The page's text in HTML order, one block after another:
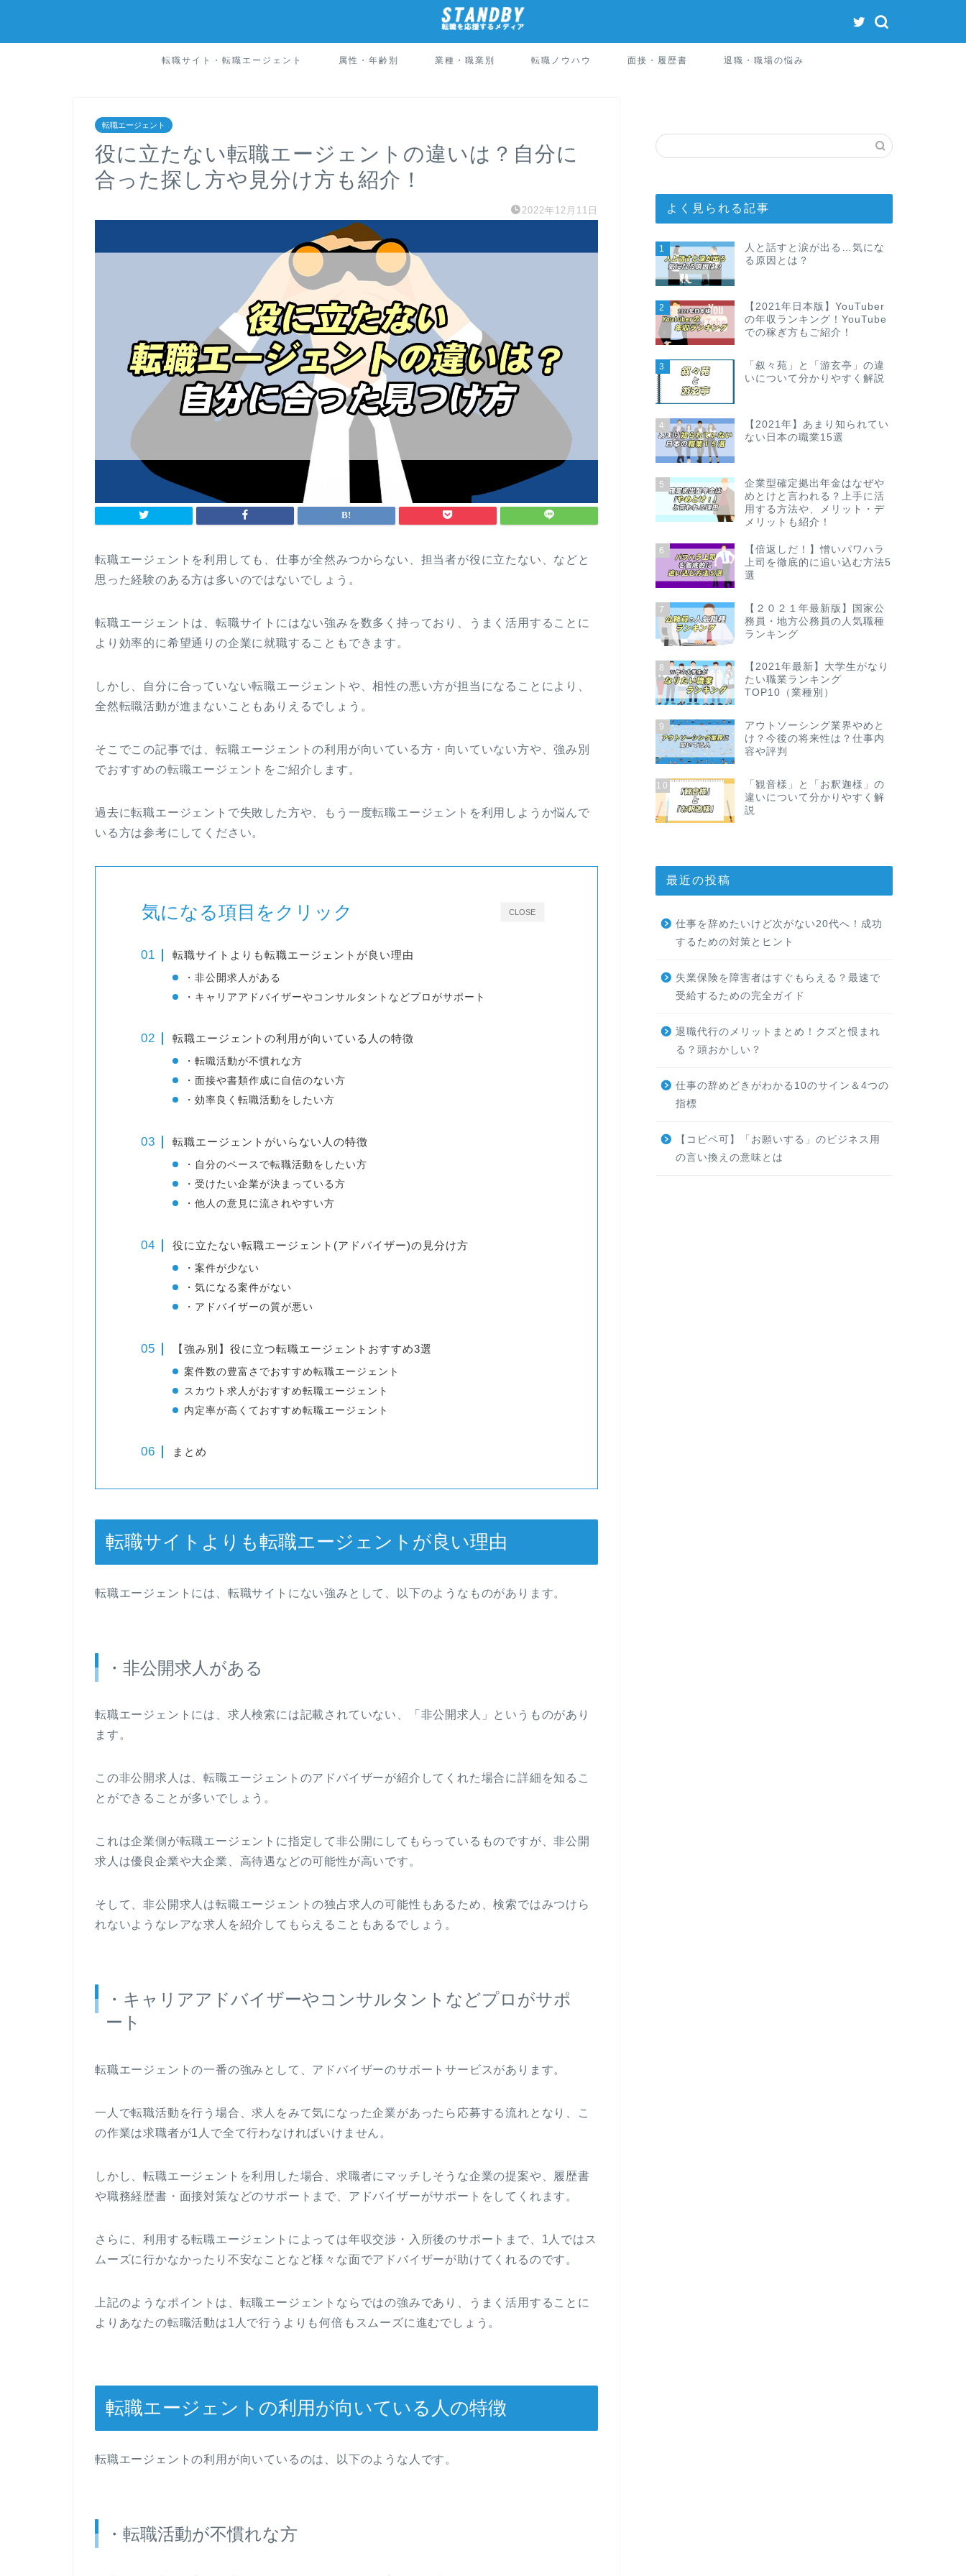
転職サイト・転職エージェント 属性・年齢別 業種・職業別 転職ノウハウ 面接・履歴書 退職・職場の悩み
転職エージェント
役に立たない転職エージェントの違いは？自分に
合った探し方や見分け方も紹介！
2022年12月11日
転職エージェントを利用しても、仕事が全然みつからない、担当者が役に立たない、などと
思った経験のある方は多いのではないでしょう。
転職エージェントは、転職サイトにはない強みを数多く持っており、うまく活用することに
より効率的に希望通りの企業に就職することもできます。
しかし、自分に合っていない転職エージェントや、相性の悪い方が担当になることにより、
全然転職活動が進まないこともありえるでしょう。
そこでこの記事では、転職エージェントの利用が向いている方・向いていない方や、強み別
でおすすめの転職エージェントをご紹介します。
過去に転職エージェントで失敗した方や、もう一度転職エージェントを利用しようか悩んで
いる方は参考にしてください。
CLOSE
気になる項目をクリック
転職サイトよりも転職エージェントが良い理由
・非公開求人がある
・キャリアアドバイザーやコンサルタントなどプロがサポート
転職エージェントの利用が向いている人の特徴
・転職活動が不慣れな方
・面接や書類作成に自信のない方
・効率良く転職活動をしたい方
転職エージェントがいらない人の特徴
・自分のペースで転職活動をしたい方
・受けたい企業が決まっている方
・他人の意見に流されやすい方
役に立たない転職エージェント(アドバイザー)の見分け方
・案件が少ない
・気になる案件がない
・アドバイザーの質が悪い
【強み別】役に立つ転職エージェントおすすめ3選
案件数の豊富さでおすすめ転職エージェント
スカウト求人がおすすめ転職エージェント
内定率が高くておすすめ転職エージェント
まとめ
転職サイトよりも転職エージェントが良い理由
転職エージェントには、転職サイトにない強みとして、以下のようなものがあります。
・非公開求人がある
転職エージェントには、求人検索には記載されていない、「非公開求人」というものがあり
ます。
この非公開求人は、転職エージェントのアドバイザーが紹介してくれた場合に詳細を知るこ
とができることが多いでしょう。
これは企業側が転職エージェントに指定して非公開にしてもらっているものですが、非公開
求人は優良企業や大企業、高待遇などの可能性が高いです。
そして、非公開求人は転職エージェントの独占求人の可能性もあるため、検索ではみつけら
れないようなレアな求人を紹介してもらえることもあるでしょう。
・キャリアアドバイザーやコンサルタントなどプロがサポ
ート
転職エージェントの一番の強みとして、アドバイザーのサポートサービスがあります。
一人で転職活動を行う場合、求人をみて気になった企業があったら応募する流れとなり、こ
の作業は求職者が1人で全て行わなければいけません。
しかし、転職エージェントを利用した場合、求職者にマッチしそうな企業の提案や、履歴書
や職務経歴書・面接対策などのサポートまで、アドバイザーがサポートをしてくれます。
さらに、利用する転職エージェントによっては年収交渉・入所後のサポートまで、1人ではス
ムーズに行かなかったり不安なことなど様々な面でアドバイザーが助けてくれるのです。
上記のようなポイントは、転職エージェントならではの強みであり、うまく活用することに
よりあなたの転職活動は1人で行うよりも何倍もスムーズに進むでしょう。
転職エージェントの利用が向いている人の特徴
転職エージェントの利用が向いているのは、以下のような人です。
・転職活動が不慣れな方
よく見られる記事
1
人と話すと涙が出る…気にな
る原因とは？
2
【2021年日本版】YouTuber
の年収ランキング！YouTube
での稼ぎ方もご紹介！
3
「叙々苑」と「游玄亭」の違
いについて分かりやすく解説
4
【2021年】あまり知られてい
ない日本の職業15選
5
企業型確定拠出年金はなぜや
めとけと言われる？上手に活
用する方法や、メリット・デ
メリットも紹介！
6
【倍返しだ！】憎いパワハラ
上司を徹底的に追い込む方法5
選
7
【２０２１年最新版】国家公
務員・地方公務員の人気職種
ランキング
8
【2021年最新】大学生がなり
たい職業ランキング
TOP10（業種別）
9
アウトソーシング業界やめと
け？今後の将来性は？仕事内
容や評判
10
「観音様」と「お釈迦様」の
違いについて分かりやすく解
説
最近の投稿
仕事を辞めたいけど次がない20代へ！成功
するための対策とヒント
失業保険を障害者はすぐもらえる？最速で
受給するための完全ガイド
退職代行のメリットまとめ！クズと恨まれ
る？頭おかしい？
仕事の辞めどきがわかる10のサイン＆4つの
指標
【コピペ可】「お願いする」のビジネス用
の言い換えの意味とは